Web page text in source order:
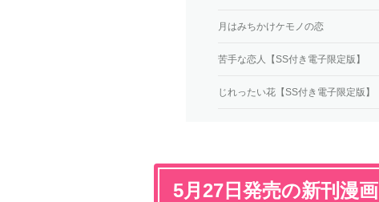
月はみちかけケモノの恋
苦手な恋人【SS付き電子限定版】
じれったい花【SS付き電子限定版】
5月27日発売の新刊漫画